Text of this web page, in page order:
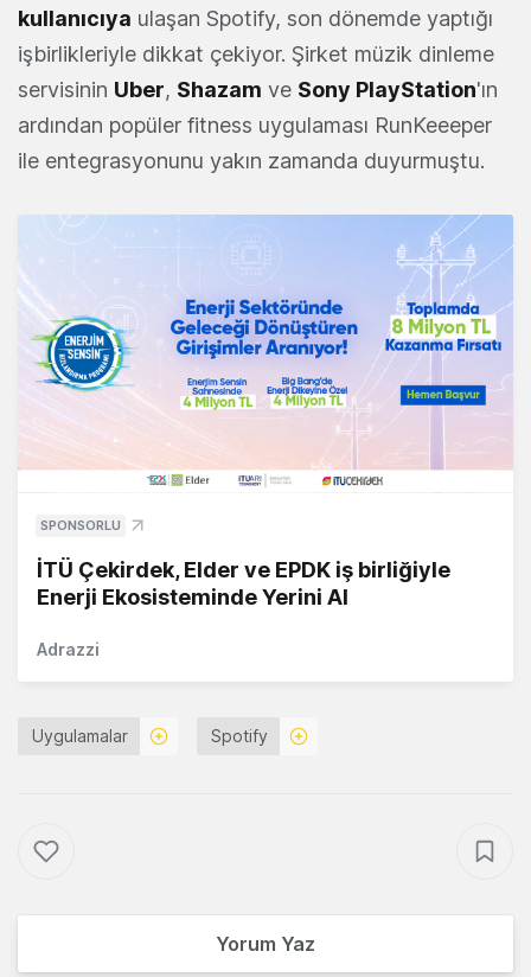
kullanıcıya ulaşan Spotify, son dönemde yaptığı
işbirlikleriyle dikkat çekiyor. Şirket müzik dinleme
servisinin Uber, Shazam ve Sony PlayStation'ın
ardından popüler fitness uygulaması RunKeeeper
ile entegrasyonunu yakın zamanda duyurmuştu.
SPONSORLU
İTÜ Çekirdek, Elder ve EPDK iş birliğiyle
Enerji Ekosisteminde Yerini Al
Adrazzi
Uygulamalar Spotify
Yorum Yaz